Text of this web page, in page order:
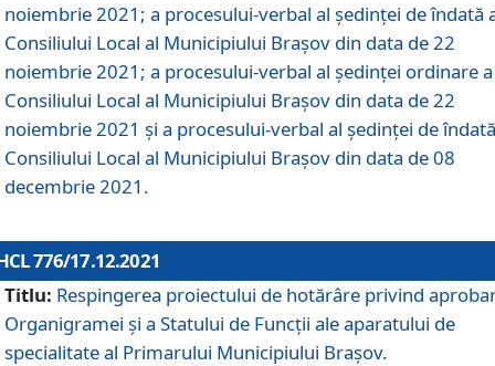
noiembrie 2021; a procesului-verbal al şedinţei de îndată
Consiliului Local al Municipiului Braşov din data de 22
noiembrie 2021; a procesului-verbal al şedinţei ordinare a
Consiliului Local al Municipiului Braşov din data de 22
noiembrie 2021 și a procesului-verbal al şedinţei de
Consiliului Local al Municipiului Braşov din data de 08
decembrie 2021.
776/17.12.2021
Titlu: Respingerea proiectului de hotărâre privind
Organigramei şi a Statului de Funcţii ale aparatului de
specialitate al Primarului Municipiului Braşov.